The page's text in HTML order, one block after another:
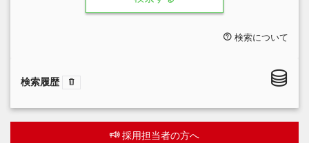
検索について
検索履歴
採用担当者の方へ